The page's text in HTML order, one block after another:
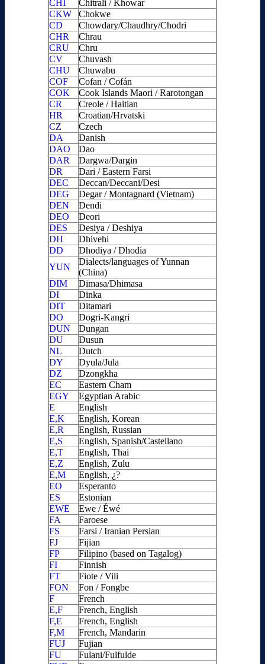
CHI
Chitrali / Khowar
CKW
Chokwe
CD
Chowdary/Chaudhry/Chodri
CHR
Chrau
CRU
Chru
CV
Chuvash
CHU
Chuwabu
COF
Cofan / Cofán
COK
Cook Islands Maori / Rarotongan
CR
Creole / Haitian
HR
Croatian/Hrvatski
CZ
Czech
DA
Danish
DAO
Dao
DAR
Dargwa/Dargin
DR
Dari / Eastern Farsi
DEC
Deccan/Deccani/Desi
DEG
Degar / Montagnard (Vietnam)
DEN
Dendi
DEO
Deori
DES
Desiya / Deshiya
DH
Dhivehi
DD
Dhodiya / Dhodia
YUN
Dialects/languages of Yunnan
(China)
DIM
Dimasa/Dhimasa
DI
Dinka
DIT
Ditamari
DO
Dogri-Kangri
DUN
Dungan
DU
Dusun
NL
Dutch
DY
Dyula/Jula
DZ
Dzongkha
EC
Eastern Cham
EGY
Egyptian Arabic
E
English
E,K
English, Korean
E,R
English, Russian
E,S
English, Spanish/Castellano
E,T
English, Thai
E,Z
English, Zulu
E,M
English, ¿?
EO
Esperanto
ES
Estonian
EWE
Ewe / Éwé
FA
Faroese
FS
Farsi / Iranian Persian
FJ
Fijian
FP
Filipino (based on Tagalog)
FI
Finnish
FT
Fiote / Vili
FON
Fon / Fongbe
F
French
E,F
French, English
F,E
French, English
F,M
French, Mandarin
FUJ
Fujian
FU
Fulani/Fulfulde